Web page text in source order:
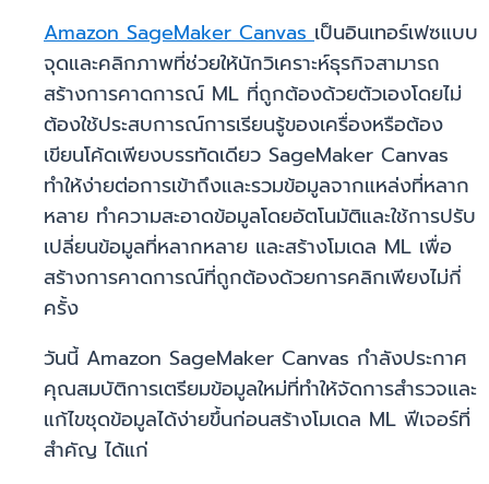
Amazon SageMaker Canvasเป็นอินเทอร์เฟซแบบ
จุดและคลิกภาพที่ช่วยให้นักวิเคราะห์ธุรกิจสามารถ
สร้างการคาดการณ์ ML ที่ถูกต้องด้วยตัวเองโดยไม่
ต้องใช้ประสบการณ์การเรียนรู้ของเครื่องหรือต้อง
เขียนโค้ดเพียงบรรทัดเดียว SageMaker Canvas
ทำให้ง่ายต่อการเข้าถึงและรวมข้อมูลจากแหล่งที่หลาก
หลาย ทำความสะอาดข้อมูลโดยอัตโนมัติและใช้การปรับ
เปลี่ยนข้อมูลที่หลากหลาย และสร้างโมเดล ML เพื่อ
สร้างการคาดการณ์ที่ถูกต้องด้วยการคลิกเพียงไม่กี่
ครั้ง
วันนี้ Amazon SageMaker Canvas กำลังประกาศ
คุณสมบัติการเตรียมข้อมูลใหม่ที่ทำให้จัดการสำรวจและ
แก้ไขชุดข้อมูลได้ง่ายขึ้นก่อนสร้างโมเดล ML ฟีเจอร์ที่
สำคัญ ได้แก่